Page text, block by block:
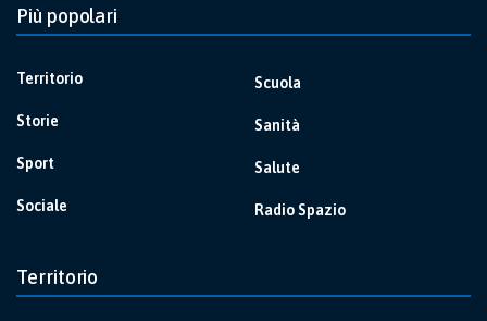
Più popolari
Territorio
Storie
Sport
Sociale
Scuola
Sanità
Salute
Radio Spazio
Territorio